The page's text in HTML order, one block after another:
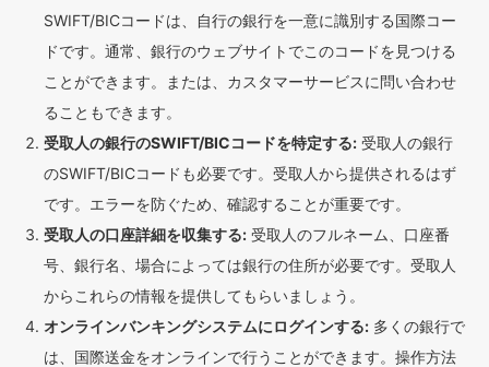
SWIFT/BICコードは、自行の銀行を一意に識別する国際コー
ドです。通常、銀行のウェブサイトでこのコードを見つける
ことができます。または、カスタマーサービスに問い合わせ
ることもできます。
受取人の銀行のSWIFT/BICコードを特定する: 受取人の銀行
のSWIFT/BICコードも必要です。受取人から提供されるはず
です。エラーを防ぐため、確認することが重要です。
受取人の口座詳細を収集する: 受取人のフルネーム、口座番
号、銀行名、場合によっては銀行の住所が必要です。受取人
からこれらの情報を提供してもらいましょう。
オンラインバンキングシステムにログインする: 多くの銀行で
は、国際送金をオンラインで行うことができます。操作方法